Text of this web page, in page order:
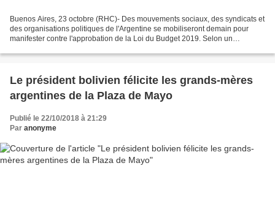
Buenos Aires, 23 octobre (RHC)- Des mouvements sociaux, des syndicats et
des organisations politiques de l'Argentine se mobiliseront demain pour
manifester contre l'approbation de la Loi du Budget 2019. Selon un
Le président bolivien félicite les grands-mères
argentines de la Plaza de Mayo
Publié le 22/10/2018 à 21:29
Par anonyme